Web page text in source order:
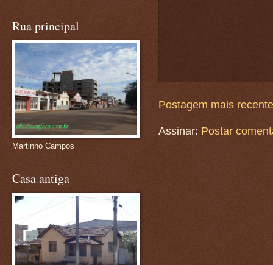
Postagem mais recente
Assinar: Postar
Rua principal
Martinho Campos
Casa antiga